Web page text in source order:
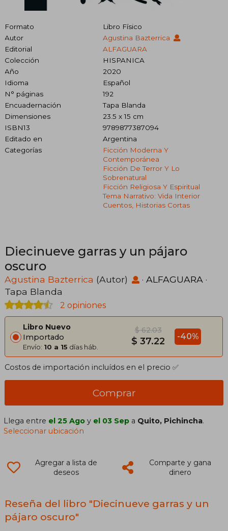
Formato
Libro Físico
Autor
Agustina Bazterrica
Editorial
ALFAGUARA
Colección
HISPANICA
Año
2020
Idioma
Español
N° páginas
192
Encuadernación
Tapa Blanda
Dimensiones
23.5 x 15 cm
ISBN13
9789877387094
Editado en
Argentina
Categorías
Ficción Moderna Y
Contemporánea
Ficción De Terror Y Lo
Sobrenatural
Ficción Religiosa Y Espiritual
Tema Narrativo: Vida Interior
Cuentos, Historias Cortas
Diecinueve garras y un pájaro
oscuro
Agustina Bazterrica (Autor) · ALFAGUARA ·
Tapa Blanda
2 opiniones
Libro Nuevo
Importado
Envío: 10 a 15 días háb.
$ 62.03
$ 37.22 -40%
Costos de importación incluídos en el precio ✅
Comprar
Llega entre el 25 Ago y el 03 Sep a Quito, Pichincha.
Seleccionar ubicación
Agregar a lista de
deseos
Comparte y gana
dinero
Reseña del libro "Diecinueve garras y un
pájaro oscuro"